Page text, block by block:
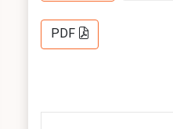
PDF